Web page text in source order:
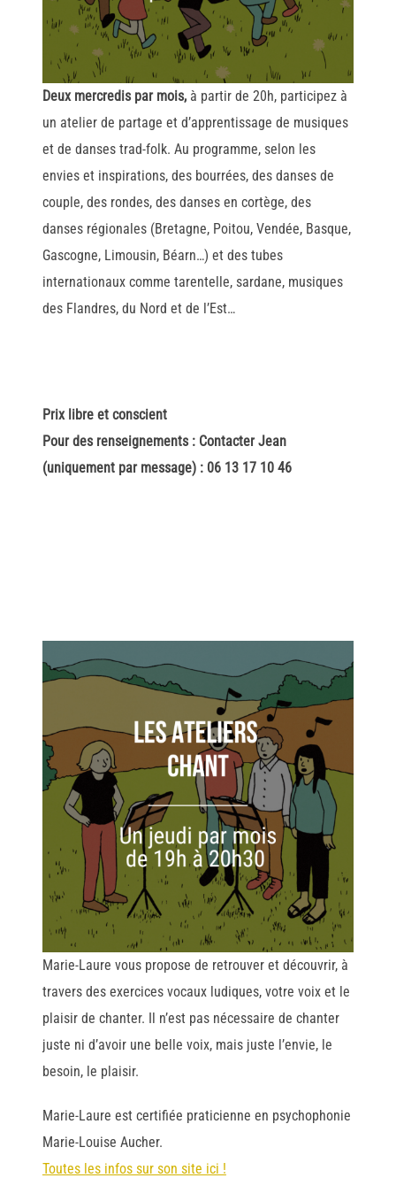
Deux mercredis par mois,à partir de 20h, participez à
un atelier de partage et d’apprentissage de musiques
et de danses trad-folk. Au programme, selon les
envies et inspirations, des bourrées, des danses de
couple, des rondes, des danses en cortège, des
danses régionales (Bretagne, Poitou, Vendée, Basque,
Gascogne, Limousin, Béarn…) et des tubes
internationaux comme tarentelle, sardane, musiques
des Flandres, du Nord et de l’Est…
Prix libre et conscient
Pour des renseignements : Contacter Jean
(uniquement par message) : 06 13 17 10 46
Marie-Laure vous propose de retrouver et découvrir, à
travers des exercices vocaux ludiques, votre voix et le
plaisir de chanter. Il n’est pas nécessaire de chanter
juste ni d’avoir une belle voix, mais juste l’envie, le
besoin, le plaisir.
Marie-Laure est certifiée praticienne en psychophonie
Marie-Louise Aucher.
Toutes les infos sur son site ici !